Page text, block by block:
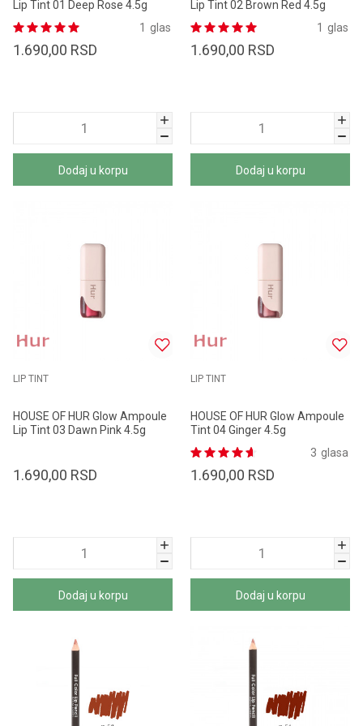
Lip Tint 01 Deep Rose 4.5g
glas
1
1.690,00 RSD
Dodaj u korpu
Lip Tint 02 Brown Red 4.5g
glas
1
1.690,00 RSD
Dodaj u korpu
LIP TINT
HOUSE OF HUR Glow Ampoule
Lip Tint 03 Dawn Pink 4.5g
1.690,00 RSD
Dodaj u korpu
LIP TINT
HOUSE OF HUR Glow Ampoule
Tint 04 Ginger 4.5g
glasa
3
1.690,00 RSD
Dodaj u korpu